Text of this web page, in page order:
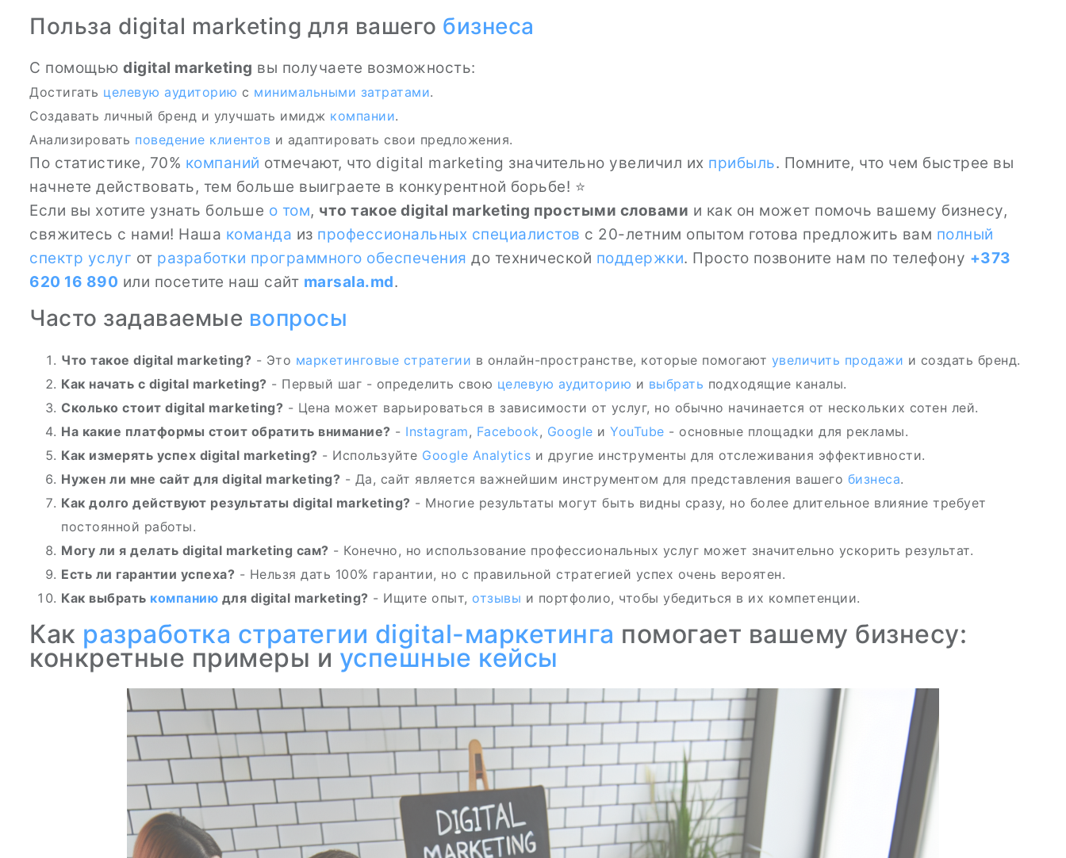
Польза digital marketing для вашего бизнеса
С помощью digital marketing вы получаете возможность:
Достигать целевую аудиторию с минимальными затратами.
Создавать личный бренд и улучшать имидж компании.
Анализировать поведение клиентов и адаптировать свои предложения.
По статистике, 70% компаний отмечают, что digital marketing значительно увеличил их прибыль. Помните, что чем быстрее вы
начнете действовать, тем больше выиграете в конкурентной борьбе! ⭐
Если вы хотите узнать больше о том, что такое digital marketing простыми словами и как он может помочь вашему бизнесу,
свяжитесь с нами! Наша команда из профессиональных специалистов с 20-летним опытом готова предложить вам полный
спектр услуг от разработки программного обеспечения до технической поддержки. Просто позвоните нам по телефону +373
620 16 890 или посетите наш сайт marsala.md.
Часто задаваемые вопросы
Что такое digital marketing? - Это маркетинговые стратегии в онлайн-пространстве, которые помогают увеличить продажи и создать бренд.
Как начать с digital marketing? - Первый шаг - определить свою целевую аудиторию и выбрать подходящие каналы.
Сколько стоит digital marketing? - Цена может варьироваться в зависимости от услуг, но обычно начинается от нескольких сотен лей.
На какие платформы стоит обратить внимание? - Instagram, Facebook, Google и YouTube - основные площадки для рекламы.
Как измерять успех digital marketing? - Используйте Google Analytics и другие инструменты для отслеживания эффективности.
Нужен ли мне сайт для digital marketing? - Да, сайт является важнейшим инструментом для представления вашего бизнеса.
Как долго действуют результаты digital marketing? - Многие результаты могут быть видны сразу, но более длительное влияние требует
постоянной работы.
Могу ли я делать digital marketing сам? - Конечно, но использование профессиональных услуг может значительно ускорить результат.
Есть ли гарантии успеха? - Нельзя дать 100% гарантии, но с правильной стратегией успех очень вероятен.
Как выбрать компанию для digital marketing? - Ищите опыт, отзывы и портфолио, чтобы убедиться в их компетенции.
Как разработка стратегии digital-маркетинга помогает вашему бизнесу:
конкретные примеры и успешные кейсы